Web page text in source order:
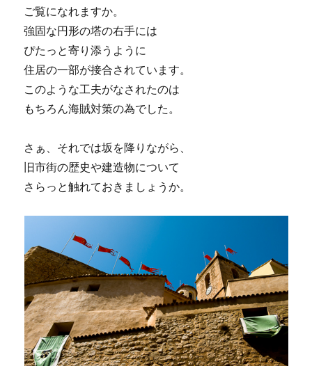
ご覧になれますか。
強固な円形の塔の右手には
ぴたっと寄り添うように
住居の一部が接合されています。
このような工夫がなされたのは
もちろん海賊対策の為でした。
さぁ、それでは坂を降りながら、
旧市街の歴史や建造物について
さらっと触れておきましょうか。